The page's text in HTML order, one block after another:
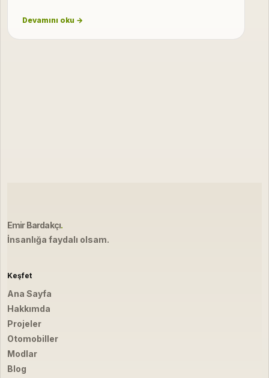
Devamını oku →
Emir Bardakçı.
İnsanlığa faydalı olsam.
Keşfet
Ana Sayfa
Hakkımda
Projeler
Otomobiller
Modlar
Blog